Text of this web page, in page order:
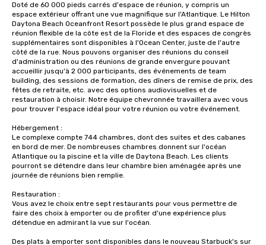
Doté de 60 000 pieds carrés d'espace de réunion, y compris un
espace extérieur offrant une vue magnifique sur l'Atlantique. Le Hilton
Daytona Beach Oceanfront Resort possède le plus grand espace de
réunion flexible de la côte est de la Floride et des espaces de congrès
supplémentaires sont disponibles à l'Ocean Center, juste de l'autre
côté de la rue. Nous pouvons organiser des réunions du conseil
d'administration ou des réunions de grande envergure pouvant
accueillir jusqu'à 2 000 participants, des événements de team
building, des sessions de formation, des dîners de remise de prix, des
fêtes de retraite, etc. avec des options audiovisuelles et de
restauration à choisir. Notre équipe chevronnée travaillera avec vous
pour trouver l'espace idéal pour votre réunion ou votre événement.
Hébergement :
Le complexe compte 744 chambres, dont des suites et des cabanes
en bord de mer. De nombreuses chambres donnent sur l'océan
Atlantique ou la piscine et la ville de Daytona Beach. Les clients
pourront se détendre dans leur chambre bien aménagée après une
journée de réunions bien remplie.
Restauration :
Vous avez le choix entre sept restaurants pour vous permettre de
faire des choix à emporter ou de profiter d'une expérience plus
détendue en admirant la vue sur l'océan.
Des plats à emporter sont disponibles dans le nouveau Starbuck's sur